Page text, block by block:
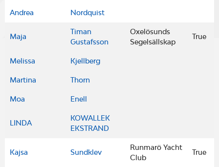
Andrea Nordquist
Maja
Timan
Gustafsson
Oxelösunds
Segelsällskap
True
Melissa Kjellberg
Martina Thorn
Moa Enell
LINDA
KOWALLEK
EKSTRAND
Kajsa Sundklev
Runmarö Yacht
Club
True